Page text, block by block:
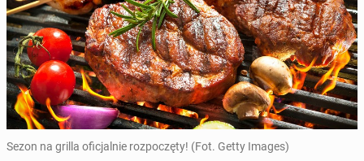
Sezon na grilla oficjalnie rozpoczęty! (Fot. Getty Images)